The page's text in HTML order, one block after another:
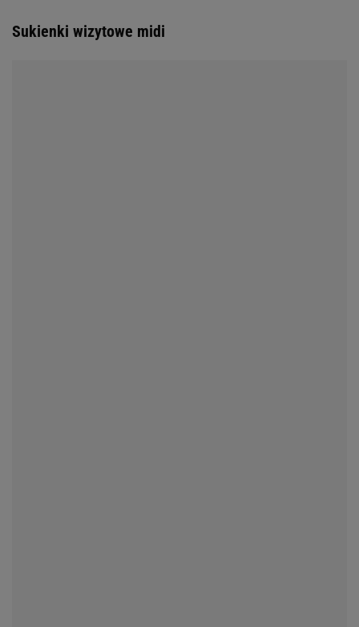
Sukienki wizytowe midi